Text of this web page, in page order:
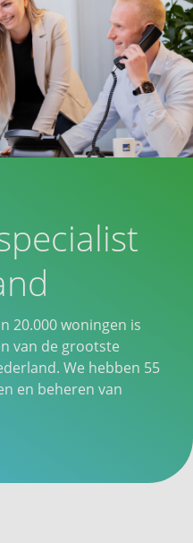
20.000 woningen is
van de grootste
We hebben 55
en beheren van